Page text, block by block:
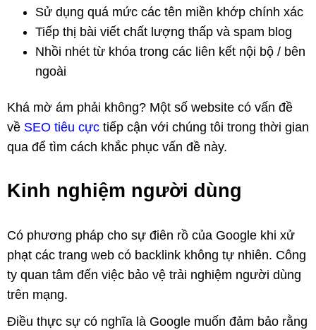
Sử dụng quá mức các tên miền khớp chính xác
Tiếp thị bài viết chất lượng thấp và spam blog
Nhồi nhét từ khóa trong các liên kết nội bộ / bên
ngoài
Khá mờ ám phải không? Một số website có vấn đề
về SEO tiêu cực tiếp cận với chúng tôi trong thời gian
qua để tìm cách khắc phục vấn đề này.
Kinh nghiệm người dùng
Có phương pháp cho sự điên rồ của Google khi xử
phạt các trang web có backlink không tự nhiên. Công
ty quan tâm đến việc bảo vệ trải nghiệm người dùng
trên mạng.
Điều thực sự có nghĩa là Google muốn đảm bảo rằng